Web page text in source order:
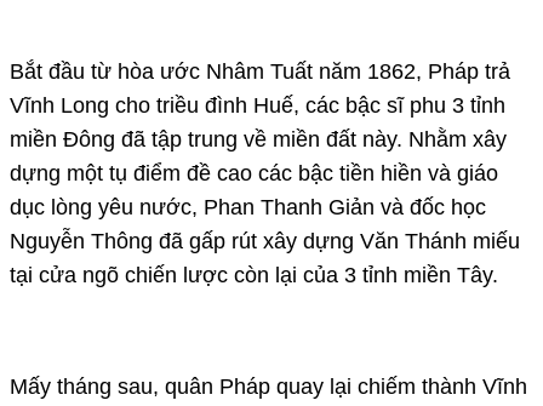
Bắt đầu từ hòa ước Nhâm Tuất năm 1862, Pháp trả
Vĩnh Long cho triều đình Huế, các bậc sĩ phu 3 tỉnh
miền Đông đã tập trung về miền đất này. Nhằm xây
dựng một tụ điểm đề cao các bậc tiền hiền và giáo
dục lòng yêu nước, Phan Thanh Giản và đốc học
Nguyễn Thông đã gấp rút xây dựng Văn Thánh miếu
tại cửa ngõ chiến lược còn lại của 3 tỉnh miền Tây.
Mấy tháng sau, quân Pháp quay lại chiếm thành Vĩnh